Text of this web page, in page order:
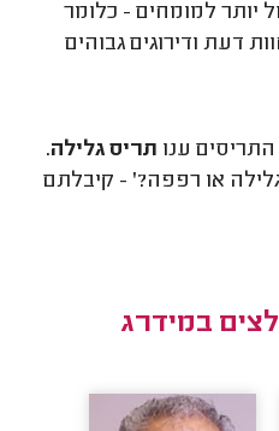
יותר למומחים - כלומר
דעת ודירוגים גבוהים
תריס גלילה.
או רפפה?' - קיבלתם
במידרג